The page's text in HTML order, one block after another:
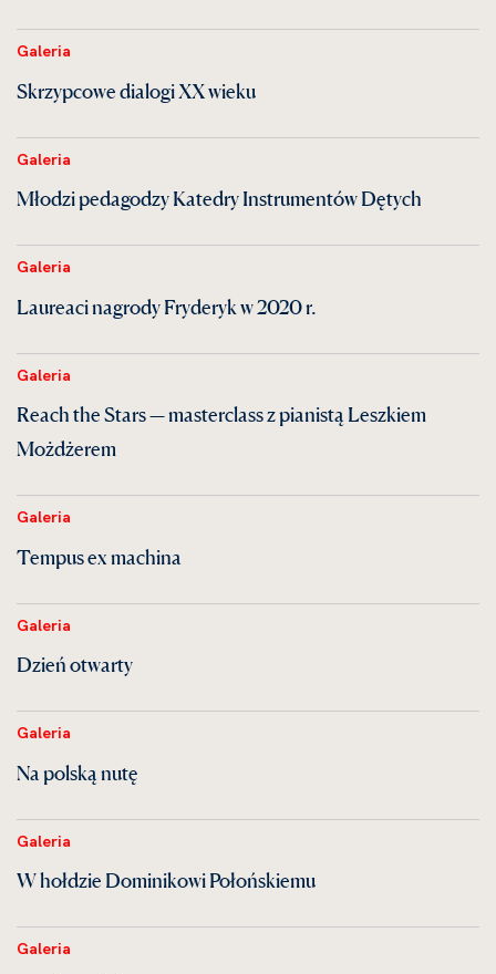
Galeria
Skrzypcowe dialogi XX wieku
Galeria
Młodzi pedagodzy Katedry Instrumentów Dętych
Galeria
Laureaci nagrody Fryderyk w 2020 r.
Galeria
Reach the Stars — masterclass z pianistą Leszkiem
Możdżerem
Galeria
Tempus ex machina
Galeria
Dzień otwarty
Galeria
Na polską nutę
Galeria
W hołdzie Dominikowi Połońskiemu
Galeria